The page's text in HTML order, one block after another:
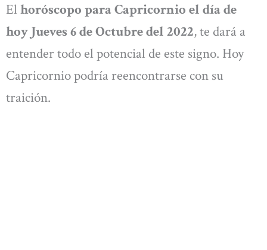
El horóscopo para Capricornio el día de
hoy Jueves 6 de Octubre del 2022, te dará a
entender todo el potencial de este signo. Hoy
Capricornio podría reencontrarse con su
traición.